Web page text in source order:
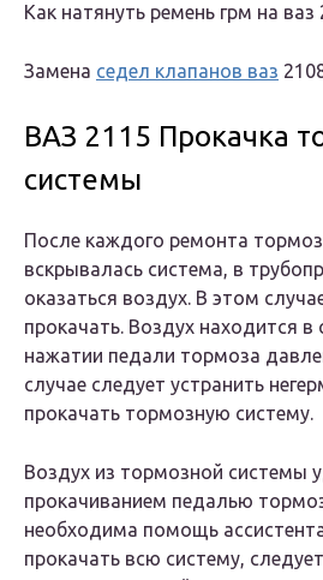
Как натянуть ремень грм на
Замена седел клапанов ваз
ВАЗ 2115 Прокачка
системы
После каждого ремонта
вскрывалась система, в
оказаться воздух. В этом
прокачать. Воздух находится в
нажатии педали тормоза
случае следует устранить
прокачать тормозную систему.
Воздух из тормозной системы
прокачиванием педалью
необходима помощь
прокачать всю систему,